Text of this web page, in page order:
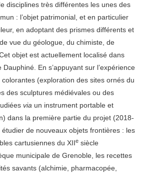
disciplines très différentes les unes des
: l’objet patrimonial, et en particulier
en adoptant des prismes différents et
vue du géologue, du chimiste, de
objet est actuellement localisé dans
En s’appuyant sur l’expérience
(exploration des sites ornés du
des sculptures médiévales ou des
via un instrument portable et
dans la première partie du projet (2018-
de nouveaux objets frontières : les
cartusiennes du XIIe siècle
municipale de Grenoble, les recettes
savants (alchimie, pharmacopée,